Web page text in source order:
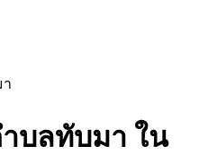
บลทับมา ใน